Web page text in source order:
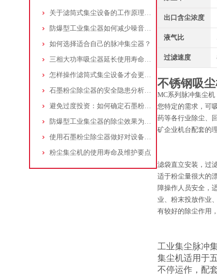
关于滤筒式集尘设备的工作原理及特点说明
防爆型工业集尘器如何减少噪音?三个方法轻松解决
如何选择适合自己的脉冲集尘器？
三相大功率吸尘器延长使用寿命的建议
怎样操作滤筒式集尘设备才会更安全
石墨粉尘除尘器的安全隐患分析及应对措施
避免过度投资：如何确定石墨粉尘除尘器的合理价格区间
防爆型工业集尘器的除尘效果为何不佳？
使用石墨粉尘除尘器做好对设备的维护十分重要
粉尘集尘机的使用寿命及维护要点
出口含尘浓度
液气比
过滤速度
不锈钢吸
MC系列脉冲集尘
您特定的需求，可
药等各行业除尘、
矿企业机台配套的
滤袋直立安装，过
适于粉尘量很大的
障操作人员安全，
业、粉末投放作业
有较好的除尘作用
工业集尘脉冲
集尘机适用于
不停运作，配